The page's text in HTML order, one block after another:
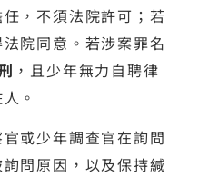
，不須法院許可；若
院同意。若涉案罪名
，且少年無力自聘律
。
官或少年調查官在詢問
問原因，以及保持緘